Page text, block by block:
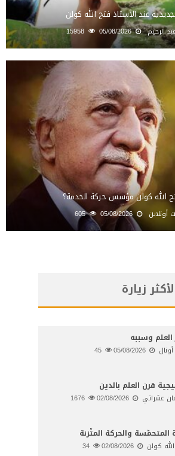
عند الأستاذ فتح الله كولن
الرحيم 05/08/2026
15958
الله كولن مؤسس حركة الخدمة؟
أونلاين 05/08/2026
605
زيارة
وسببه
05/08/2026
قرن العلم بالدين
عشراتي 02/08/2026
المتحمّسة والحركة المتّزنة
كولن 02/08/2026